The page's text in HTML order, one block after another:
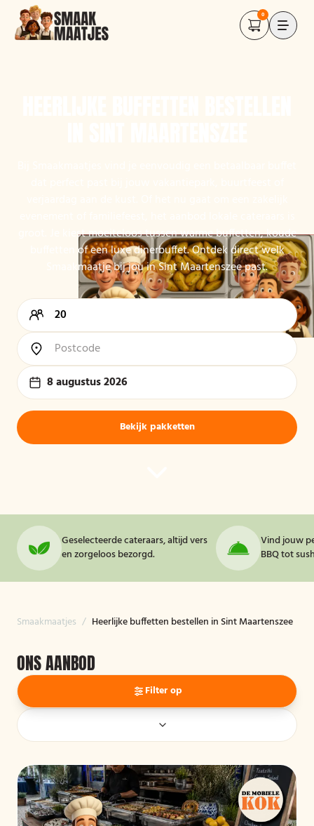
0
groot. Je kiest moeiteloos tussen warme buffetten, koude
buffetten of een luxe dinerbuffet. Ontdek direct welk
Smaakmaatje bij jou in Sint Maartenszee past.
8 augustus 2026
Bekijk pakketten
Geselecteerde cateraars, altijd vers
en zorgeloos bezorgd.
Vind jouw
BBQ tot
Smaakmaatjes / Heerlijke buffetten bestellen in Sint Maartenszee
ONS AANBOD
Filter op